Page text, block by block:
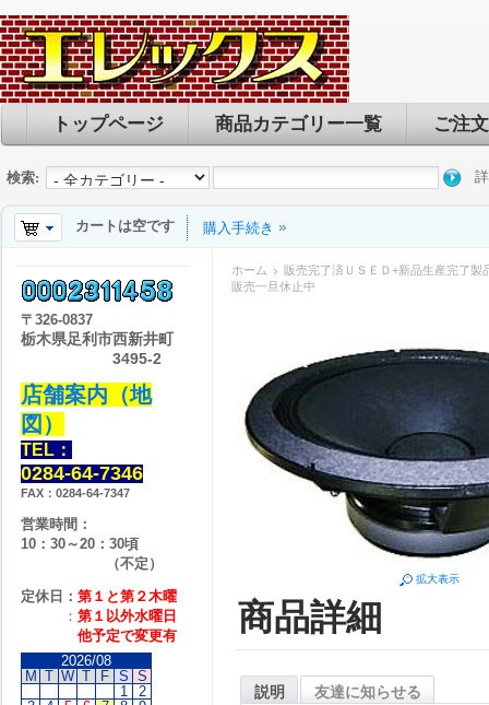
トップページ 商品カテゴリー一覧 ご注
検索:
カートは空です 購入手続き
ホーム
販売完了済ＵＳＥＤ+新品生産完了製
販売一旦休止中
拡大表示
商品詳細
説明 友達に知らせる
〒 326-0837
栃木県足利市西新井町
3495-2
店舗案内（地
図）
TEL：
0284-64-7346
FAX：0284-64-7347
営業時間：
10：30～20：30頃
（不定）
定休日： 第１と第２木曜
： 第１以外水曜日
他予定で変更有
2026/08
M T W T F S S
1
2